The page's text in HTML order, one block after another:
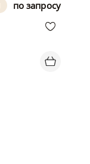
по запросу